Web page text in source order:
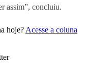
assim”, concluiu.
hoje? Acesse a coluna